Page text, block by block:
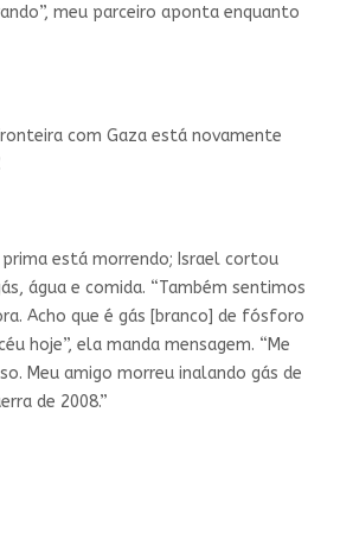
meu parceiro aponta enquanto
com Gaza está novamente
está morrendo; Israel cortou
água e comida. “Também sentimos
Acho que é gás [branco] de fósforo
hoje”, ela manda mensagem. “Me
Meu amigo morreu inalando gás de
de 2008.”